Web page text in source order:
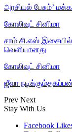
அரசியல் பேசும்’
கோலிவுட் சினிமா
சாம் சி.எஸ் இசையில்
வெளியானது
கோலிவுட் சினிமா
ஜீவா
Prev Next
Stay With Us
Facebook